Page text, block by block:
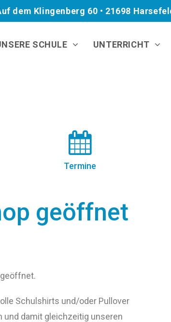
dem Klingenberg 60 • 21698
SCHULE UNTERRICHT
Termine
geöffnet
Schulshirts und/oder Pullover
und damit gleichzeitig unseren